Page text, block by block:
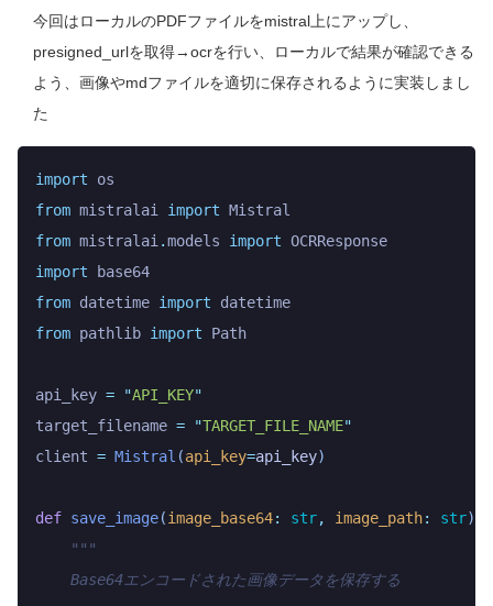
今回はローカルのPDFファイルをmistral上にアップし、
presigned_urlを取得→ocrを行い、ローカルで結果が確認できる
よう、画像やmdファイルを適切に保存されるように実装しまし
た
import os
from mistralai import Mistral
from mistralai .models import OCRResponse
import base64
from datetime import datetime
from pathlib import Path
api_key = "API_KEY"
target_filename = "TARGET_FILE_NAME"
client = Mistral (api_key=api_key)
def save_image(image_base64: str, image_path: str)
    """
    Base64エンコードされた画像データを保存する